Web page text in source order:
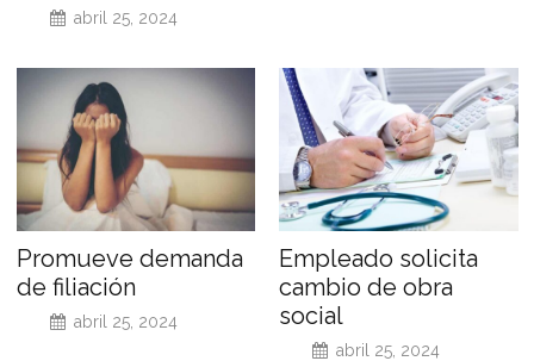
abril 25, 2024
Promueve demanda
de filiación
abril 25, 2024
Empleado solicita
cambio de obra
social
abril 25, 2024